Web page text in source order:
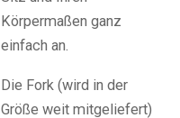
Körpermaßen ganz
einfach an.
Die Fork (wird in der
Größe weit mitgeliefert)